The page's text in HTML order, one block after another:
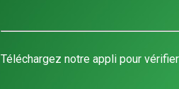
Téléchargez notre appli pour